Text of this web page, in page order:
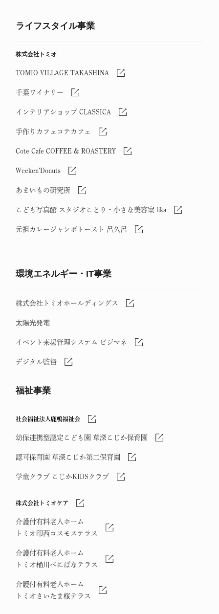
ライフスタイル事業
株式会社トミオ
TOMIO VILLAGE TAKASHINA
千葉ワイナリー
インテリアショップ CLASSICA
手作りカフェコテカフェ
Cote Cafe COFFEE & ROASTERY
Weeken'Donuts
あまいもの研究所
こども写真館 スタジオことり・小さな美容室 fika
元祖カレージャンボトースト 呂久呂
環境エネルギー・IT事業
株式会社トミオホールディングス
太陽光発電
イベント来場管理システム ビジマネ
デジタル監督
福祉事業
社会福祉法人鹿鳴福祉会
幼保連携型認定こども園 草深こじか保育園
認可保育園 草深こじか第二保育園
学童クラブ こじかKIDSクラブ
株式会社トミオケア
介護付有料老人ホーム
トミオ印西コスモステラス
介護付有料老人ホーム
トミオ桶川べにばなテラス
介護付有料老人ホーム
トミオさいたま桜テラス